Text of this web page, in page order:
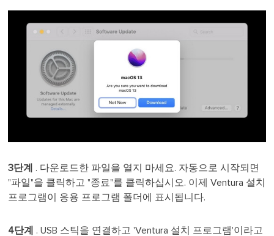
3단계
. 다운로드한 파일을 열지 마세요. 자동으로 시작되면
"파일"을 클릭하고 "종료"를 클릭하십시오. 이제 Ventura 설치
프로그램이 응용 프로그램 폴더에 표시됩니다.
4단계
. USB 스틱을 연결하고 'Ventura 설치 프로그램'이라고